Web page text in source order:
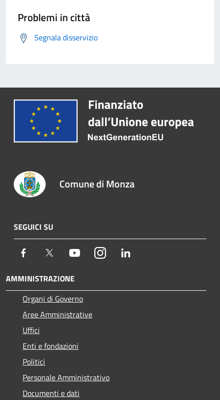
Problemi in città
Segnala disservizio
Comune di Monza
SEGUICI SU
Facebook Twitter YoutubeInstagram
AMMINISTRAZIONE
Organi di Governo
Aree Amministrative
Uffici
Enti e fondazioni
Politici
Personale Amministrativo
Documenti e dati